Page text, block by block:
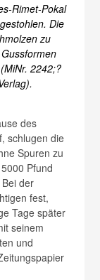
Rimet-Pokal
Die
zu
2242;?
des
schlugen die
Spuren zu
Pfund
der
fest,
Tage später
seinem
und